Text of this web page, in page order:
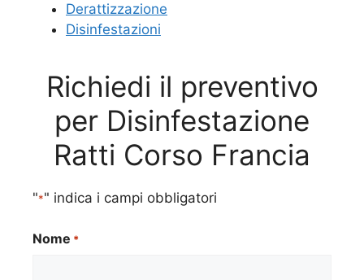
Derattizzazione
Disinfestazioni
Richiedi il preventivo
per Disinfestazione
Ratti Corso Francia
"*" indica i campi obbligatori
Nome *